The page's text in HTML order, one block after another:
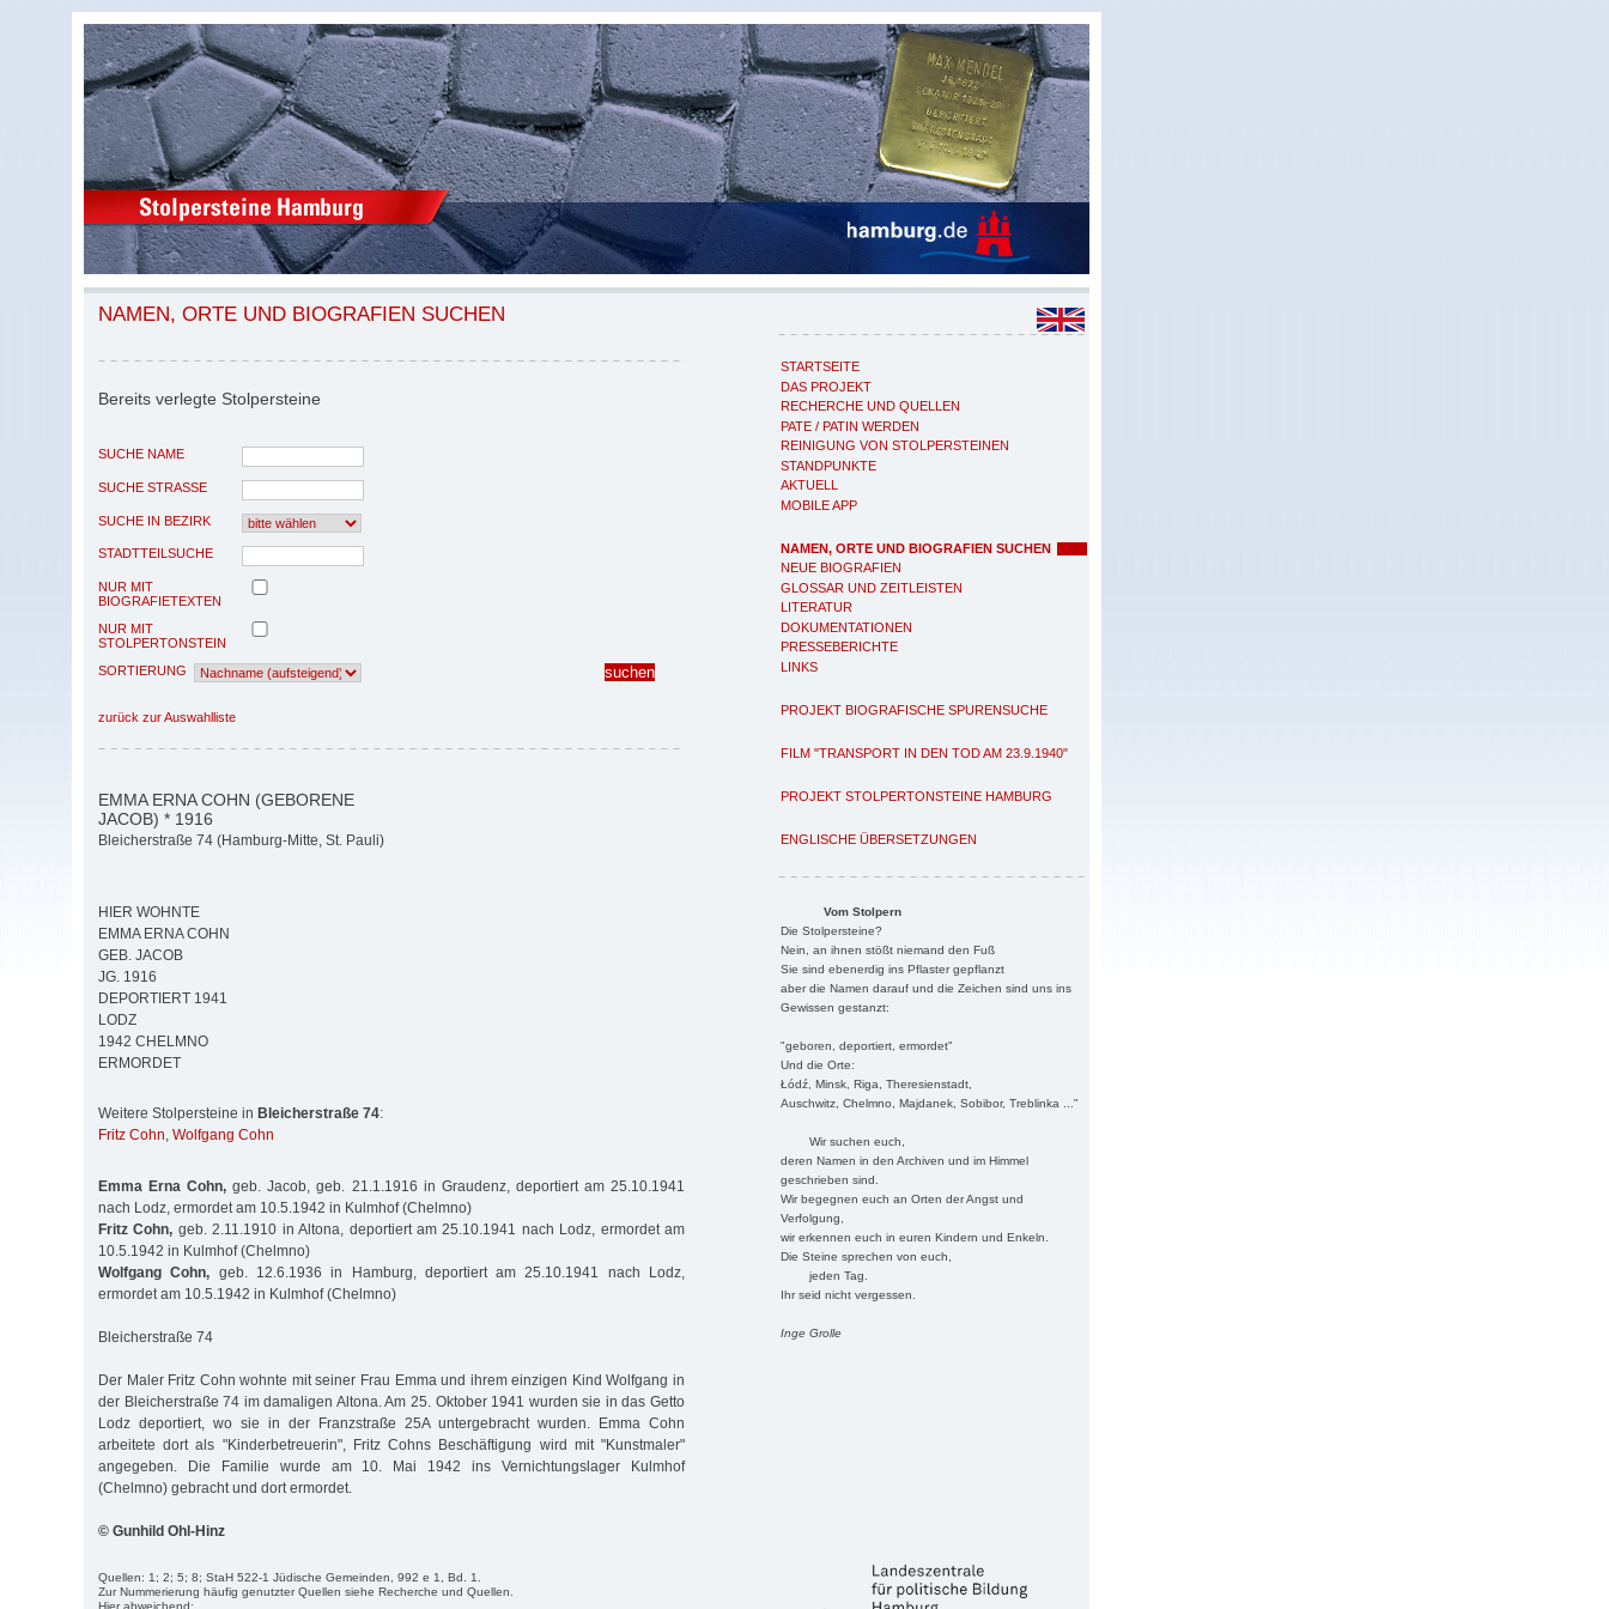
STARTSEITE
DAS PROJEKT
RECHERCHE UND QUELLEN
PATE / PATIN WERDEN
REINIGUNG VON STOLPERSTEINEN
STANDPUNKTE
AKTUELL
MOBILE APP
NAMEN, ORTE UND BIOGRAFIEN SUCHEN
NEUE BIOGRAFIEN
GLOSSAR UND ZEITLEISTEN
LITERATUR
DOKUMENTATIONEN
PRESSEBERICHTE
LINKS
PROJEKT BIOGRAFISCHE SPURENSUCHE
FILM "TRANSPORT IN DEN TOD AM 23.9.1940"
PROJEKT STOLPERTONSTEINE HAMBURG
ENGLISCHE ÜBERSETZUNGEN
Vom Stolpern
Die Stolpersteine?
Nein, an ihnen stößt niemand den Fuß
Sie sind ebenerdig ins Pflaster gepflanzt
aber die Namen darauf und die Zeichen sind uns ins
Gewissen gestanzt:
"geboren, deportiert, ermordet"
Und die Orte:
Łódź, Minsk, Riga, Theresienstadt,
Auschwitz, Chelmno, Majdanek, Sobibor, Treblinka ..."
Wir suchen euch,
deren Namen in den Archiven und im Himmel
geschrieben sind.
Wir begegnen euch an Orten der Angst und
Verfolgung,
wir erkennen euch in euren Kindern und Enkeln.
Die Steine sprechen von euch,
jeden Tag.
Ihr seid nicht vergessen.
Inge Grolle
NAMEN, ORTE UND BIOGRAFIEN SUCHEN
Bereits verlegte Stolpersteine
SUCHE NAME
SUCHE STRASSE
SUCHE IN BEZIRK
STADTTEILSUCHE
NUR MIT
BIOGRAFIETEXTEN
NUR MIT
STOLPERTONSTEIN
SORTIERUNG
zurück zur Auswahlliste
EMMA ERNA COHN (GEBORENE
JACOB) * 1916
Bleicherstraße 74 (Hamburg-Mitte, St. Pauli)
HIER WOHNTE
EMMA ERNA COHN
GEB. JACOB
JG. 1916
DEPORTIERT 1941
LODZ
1942 CHELMNO
ERMORDET
Weitere Stolpersteine in Bleicherstraße 74:
Fritz Cohn, Wolfgang Cohn
Emma Erna Cohn, geb. Jacob, geb. 21.1.1916 in Graudenz, deportiert am 25.10.1941
nach Lodz, ermordet am 10.5.1942 in Kulmhof (Chelmno)
Fritz Cohn, geb. 2.11.1910 in Altona, deportiert am 25.10.1941 nach Lodz, ermordet am
10.5.1942 in Kulmhof (Chelmno)
Wolfgang Cohn, geb. 12.6.1936 in Hamburg, deportiert am 25.10.1941 nach Lodz,
ermordet am 10.5.1942 in Kulmhof (Chelmno)
Bleicherstraße 74
Der Maler Fritz Cohn wohnte mit seiner Frau Emma und ihrem einzigen Kind Wolfgang in
der Bleicherstraße 74 im damaligen Altona. Am 25. Oktober 1941 wurden sie in das Getto
Lodz deportiert, wo sie in der Franzstraße 25A untergebracht wurden. Emma Cohn
arbeitete dort als "Kinderbetreuerin", Fritz Cohns Beschäftigung wird mit "Kunstmaler"
angegeben. Die Familie wurde am 10. Mai 1942 ins Vernichtungslager Kulmhof
(Chelmno) gebracht und dort ermordet.
© Gunhild Ohl-Hinz
Quellen: 1; 2; 5; 8; StaH 522-1 Jüdische Gemeinden, 992 e 1, Bd. 1.
Zur Nummerierung häufig genutzter Quellen siehe Recherche und Quellen.
Hier abweichend: